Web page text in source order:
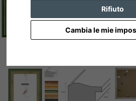
Rifiuto
Cambia le mie